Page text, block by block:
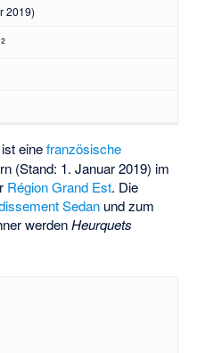
2019)
ist einefranzösische
(Stand: 1. Januar 2019) im
Région Grand Est. Die
Sedan und zum
werdenHeurquets